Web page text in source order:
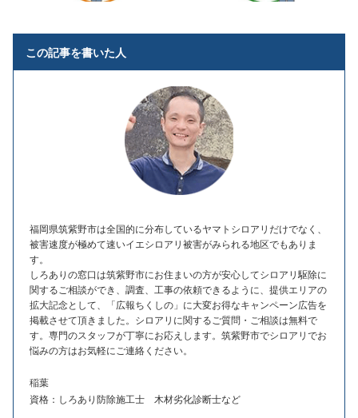
この記事を書いた人
福岡県筑紫野市は全国的に分布しているヤマトシロアリだけでなく、
被害速度が極めて速いイエシロアリ被害がみられる地区でもありま
す。
しろありの窓口は筑紫野市にお住まいの方が安心してシロアリ駆除に
関するご相談ができ、調査、工事の依頼できるように、提供エリアの
拡大記念として、「広報ちくしの」に大変お得なキャンペーン広告を
掲載させて頂きました。シロアリに関するご質問・ご相談は無料で
す。専門のスタッフが丁寧にお応えします。筑紫野市でシロアリでお
悩みの方はお気軽にご連絡ください。
稲葉
資格：しろあり防除施工士 木材劣化診断士など